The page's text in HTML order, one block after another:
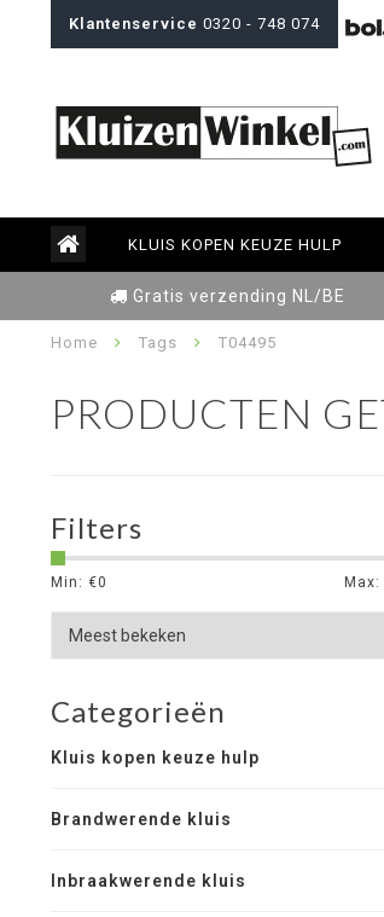
Klantenservice 0320 - 748 074
KLUIS KOPEN KEUZE HULP
Gratis verzending NL/BE
Home Tags T04495
PRODUCTEN
Filters
Min: €0 Max:
Categorieën
Kluis kopen keuze hulp
Brandwerende kluis
Inbraakwerende kluis